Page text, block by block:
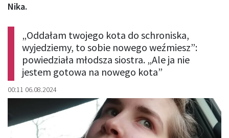
„Oddałam twojego kota do schroniska,
wyjedziemy, to sobie nowego weźmiesz”:
powiedziała młodsza siostra. „Ale ja nie
jestem gotowa na nowego kota”
00:11 06.08.2024
Nika.